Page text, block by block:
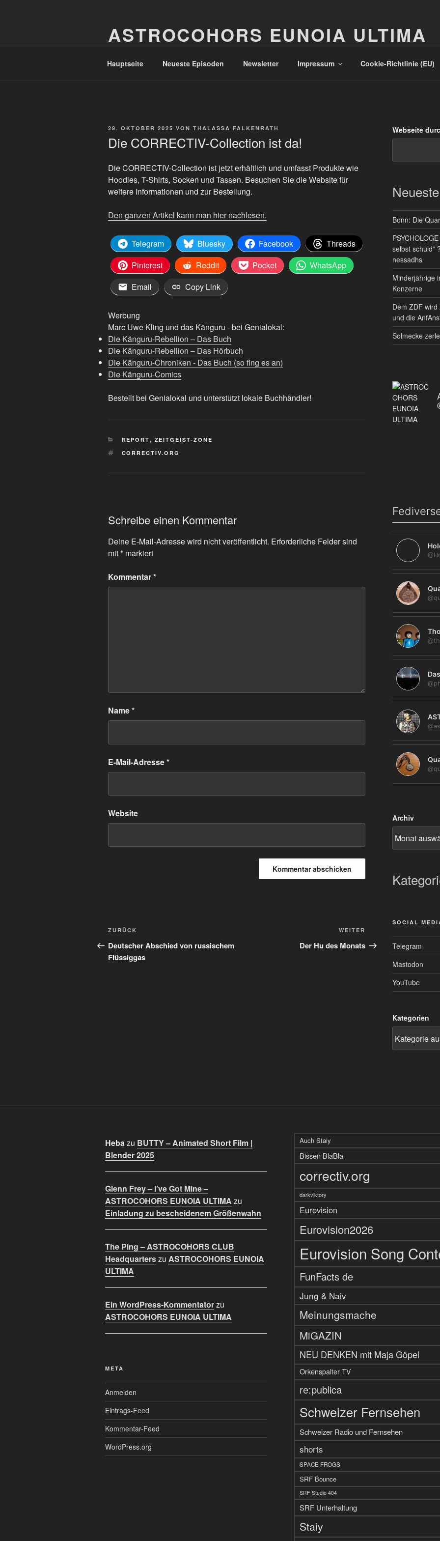
ASTROCOHORS EUNOIA ULTIMA
Hauptseite Neueste Episoden Newsletter Impressum Cookie-Richtlinie (EU)
VERÖFFENTLICHT
29. OKTOBER 2025 VON THALASSA FALKENRATH
Die CORRECTIV-Collection ist da!
Die CORRECTIV-Collection ist jetzt erhältlich und umfasst Produkte wie
Hoodies, T-Shirts, Socken und Tassen. Besuchen Sie die Website für
weitere Informationen und zur Bestellung.
Den ganzen Artikel kann man hier nachlesen.
Telegram Bluesky Facebook
Threads
Pinterest
Reddit Pocket
WhatsApp
Email
Copy Link
Werbung
Marc Uwe Kling und das Känguru - bei Genialokal:
Die Känguru-Rebellion – Das Buch
Die Känguru-Rebellion – Das Hörbuch
Die Känguru-Chroniken - Das Buch (so fing es an)
Die Känguru-Comics
Bestellt bei Genialokal und unterstützt lokale Buchhändler!
KATEGORIEN
REPORT, ZEITGEIST-ZONE
SCHLAGWÖRTER
CORRECTIV.ORG
Schreibe einen Kommentar
Deine E-Mail-Adresse wird nicht veröffentlicht. Erforderliche Felder sind
mit* markiert
Kommentar*
Name*
E-Mail-Adresse*
Website
Beitragsnavigation
Vorheriger
Beitrag
ZURÜCK
Deutscher Abschied von russischem
Flüssiggas
Beitrag
WEITER
Der Hu des Monats
Webseite
Bonn: Die
selbst schuld”
nessadhs
Minderjährige
Konzerne
Dem ZDF
und die
Solmecke
Archiv
SOCIAL
Telegram
Mastodon
YouTube
Kategorien
Hebazu BUTTY – Animated Short Film |
Blender 2025
Glenn Frey – I’ve Got Mine –
ASTROCOHORS EUNOIA ULTIMA zu
Einladung zu bescheidenem Größenwahn
The Ping – ASTROCOHORS CLUB
Headquarterszu ASTROCOHORS EUNOIA
ULTIMA
Ein WordPress-Kommentatorzu
ASTROCOHORS EUNOIA ULTIMA
META
Anmelden
Eintrags-Feed
Kommentar-Feed
WordPress.org
Auch Staiy
Bissen BlaBla
correctiv.org
darkviktory
Eurovision
Eurovision2026
Eurovision Song
FunFacts de
Jung & Naiv
Meinungsmache
MiGAZIN
NEU DENKEN mit Maja Göpel
Orkenspalter TV
re:publica
Schweizer Fernsehen
Schweizer Radio und Fernsehen
shorts
SPACE FROGS
SRF Bounce
SRF Studio 404
SRF Unterhaltung
Staiy